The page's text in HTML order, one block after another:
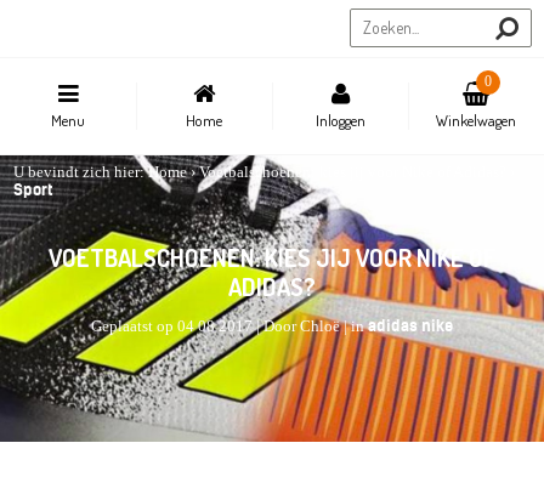
Menu Home Inloggen Winkelwagen
0
U bevindt zich hier:Home›Voetbalschoenen: kies jij voor Nike of Adidas?
Sport
VOETBALSCHOENEN: KIES JIJ VOOR NIKE OF
ADIDAS?
Geplaatst op 04 08 2017 | Door Chloë | inadidas nike